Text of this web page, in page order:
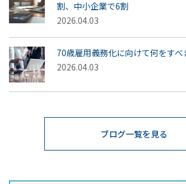
割、中小企業で6割
2026.04.03
70歳雇用義務化に向けて何をすべ
2026.04.03
ブログ一覧を見る